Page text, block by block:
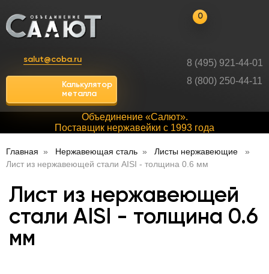
salut@coba.ru
Калькулятор
металла
8 (495) 921-44-01
8 (800) 250-44-11
0
Объединение «Салют».
Поставщик нержавейки с 1993 года
Главная Нержавеющая сталь
Листы нержавеющие
Лист из нержавеющей стали AISI - толщина 0.6 мм
Лист из нержавеющей
стали AISI - толщина 0.6
мм